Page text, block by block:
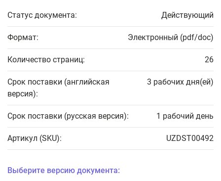
Статус документа: Действующий
Формат: Электронный (pdf/doc)
Количество страниц: 26
Срок поставки (английская
версия):
3 рабочих дня(ей)
Срок поставки (русская версия): 1 рабочий день
Артикул (SKU): UZDST00492
Выберите версию документа: